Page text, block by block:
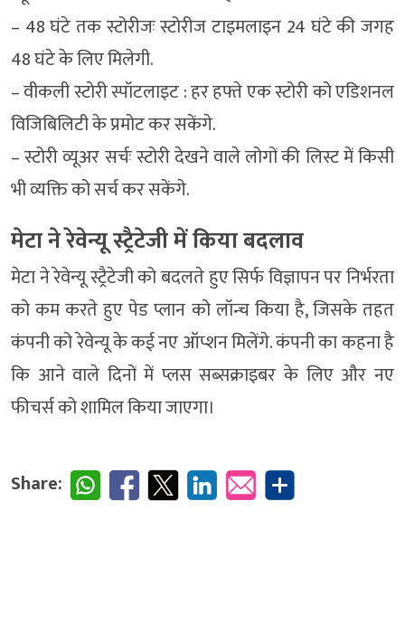
– 48 घंटे तक स्टोरीजः स्टोरीज टाइमलाइन 24 घंटे की जगह
48 घंटे के लिए मिलेगी.
– वीकली स्टोरी स्पॉटलाइट : हर हफ्ते एक स्टोरी को एडिशनल
विजिबिलिटी के प्रमोट कर सकेंगे.
– स्टोरी व्यूअर सर्चः स्टोरी देखने वाले लोगों की लिस्ट में किसी
भी व्यक्ति को सर्च कर सकेंगे.
मेटा ने रेवेन्यू स्ट्रैटेजी में किया बदलाव
मेटा ने रेवेन्यू स्ट्रैटेजी को बदलते हुए सिर्फ विज्ञापन पर निर्भरता
को कम करते हुए पेड प्लान को लॉन्च किया है, जिसके तहत
कंपनी को रेवेन्यू के कई नए ऑप्शन मिलेंगे. कंपनी का कहना है
कि आने वाले दिनों में प्लस सब्सक्राइबर के लिए और नए
फीचर्स को शामिल किया जाएगा।
Share: